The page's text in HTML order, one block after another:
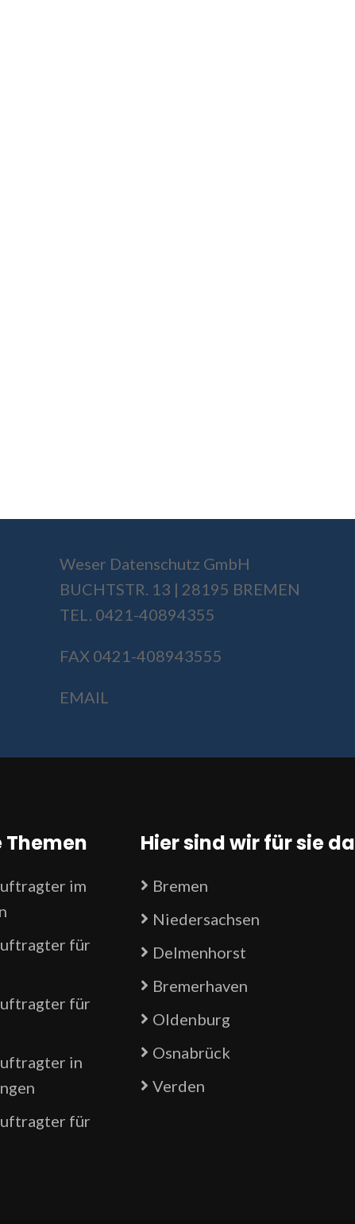
Weser Datenschutz GmbH
BUCHTSTR. 13 | 28195 BREMEN
TEL. 0421-40894355
FAX 0421-408943555
EMAIL
im
für
für
in
für
Hier sind wir für sie da
Bremen
Niedersachsen
Delmenhorst
Bremerhaven
Oldenburg
Osnabrück
Verden